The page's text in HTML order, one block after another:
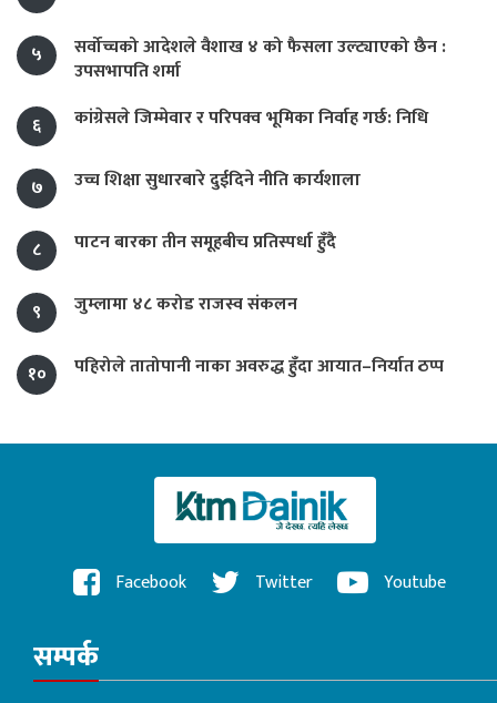
५
सर्वोच्चको आदेशले वैशाख ४ को फैसला उल्ट्याएको छैन :
उपसभापति शर्मा
६
कांग्रेसले जिम्मेवार र परिपक्व भूमिका निर्वाह गर्छ: निधि
७ उच्च शिक्षा सुधारबारे दुईदिने नीति कार्यशाला
८ पाटन बारका तीन समूहबीच प्रतिस्पर्धा हुँदै
९ जुम्लामा ४८ करोड राजस्व संकलन
१० पहिरोले तातोपानी नाका अवरुद्ध हुँदा आयात–निर्यात ठप्प
Facebook Twitter Youtube
सम्पर्क